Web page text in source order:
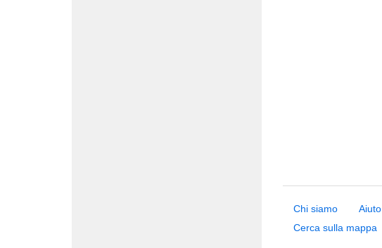
Chi siamo Aiuto
Cerca sulla mappa